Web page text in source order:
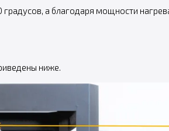
а благодаря мощности
ниже.